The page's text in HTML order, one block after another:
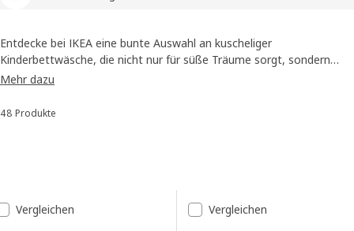
Entdecke bei IKEA eine bunte Auswahl an kuscheliger
Kinderbettwäsche, die nicht nur für süße Träume sorgt, sondern
auch perfekt auf empfindliche Kinderhaut abgestimmt ist. Sieh gleich
Mehr dazu
Sortieren und Filtern
48 Produkte
Liste der Ergebnisse
Vergleichen Vergleichen